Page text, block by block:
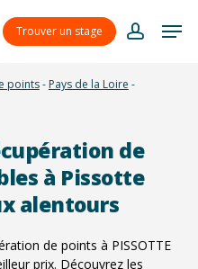
Trouver un stage
account
points- Pays de la Loire -
de
à Pissotte
alentours
de points à PISSOTTE
prix. Découvrez les